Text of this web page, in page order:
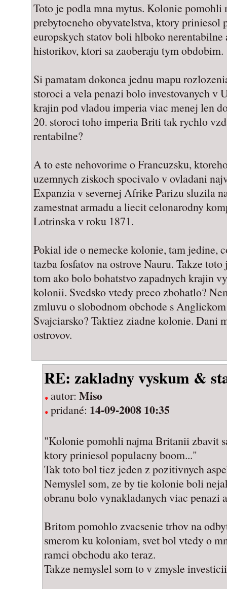
Toto je podla mna mytus. Kolonie
prebytocneho obyvatelstva, ktory priniesol
europskych statov boli hlboko
historikov, ktori sa zaoberaju tym obdobim.
Si pamatam dokonca jednu mapu
storoci a vela penazi bolo investovanych v
krajin pod vladou imperia viac menej len
20. storoci toho imperia Briti tak rychlo
rentabilne?
A to este nehovorime o Francuzsku,
uzemnych ziskoch spocivalo v ovladani
Expanzia v severnej Afrike Parizu sluzila
zamestnat armadu a liecit celonarodny
Lotrinska v roku 1871.
Pokial ide o nemecke kolonie, tam jedine,
tazba fosfatov na ostrove Nauru. Takze
tom ako bolo bohatstvo zapadnych krajin
kolonii. Svedsko vtedy preco zbohatlo?
zmluvu o slobodnom obchode s
Svajciarsko? Taktiez ziadne kolonie. Dani
ostrovov.
RE: zakladny vyskum &
autor: Miso
pridané: 14-09-2008 10:35
"Kolonie pomohli najma Britanii zbavit
ktory priniesol populacny boom..."
Tak toto bol tiez jeden z pozitivnych
Nemyslel som, ze by tie kolonie boli
obranu bolo vynakladanych viac penazi
Britom pomohlo zvacsenie trhov na
smerom ku koloniam, svet bol vtedy o
ramci obchodu ako teraz.
Takze nemyslel som to v zmysle